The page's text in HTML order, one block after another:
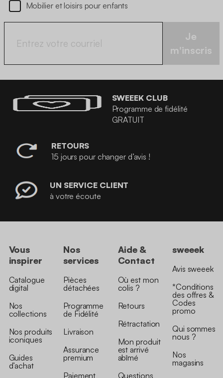
Mobilier et loisirs pour enfants
Je
m'inscris
SWEEEK CLUB
Programme de fidélité
GRATUIT
RETOURS
15 jours pour changer d’avis !
UN SERVICE CLIENT
à votre écoute
Vous
inspirer
Catalogue
digital
Nos
collections
Nos produits
iconiques
Guides
d’achat
Nos
services
Pièces
détachées
Programme
de Fidélité
Livraison
Assurance
premium
Paiement
Aide &
Contact
Où est mon
colis ?
Retours
Rétractation
Mon produit
est arrivé
abîmé
Questions
sweeek
Avis sweeek
*Conditions
des offres &
Codes
promo
Qui sommes
nous ?
Nos
magasins